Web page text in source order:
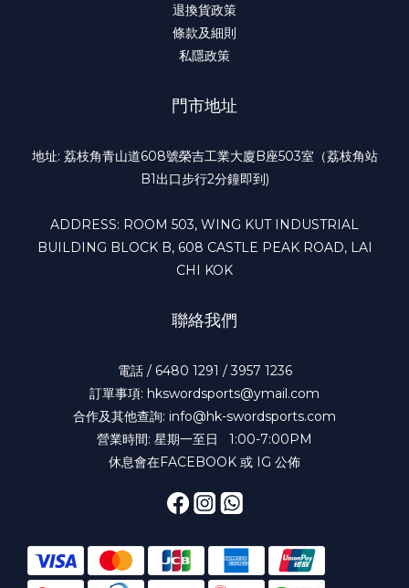
退換貨政策
條款及細則
私隱政策
門市地址
地址: 荔枝角青山道608號榮吉工業大廈B座503室（荔枝角站
B1出口步行2分鐘即到)
ADDRESS: ROOM 503, WING KUT INDUSTRIAL
BUILDING BLOCK B, 608 CASTLE PEAK ROAD, LAI
CHI KOK
聯絡我們
電話 / 6480 1291 / 3957 1236
訂單事項: hkswordsports@ymail.com
合作及其他查詢: info@hk-swordsports.com
營業時間: 星期一至日 1:00-7:00PM
休息會在FACEBOOK 或 IG 公佈